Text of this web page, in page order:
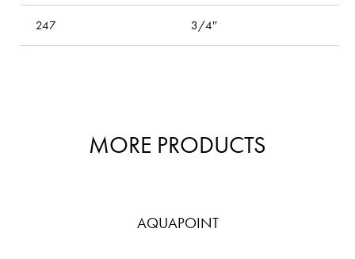
247 3/4″
MORE PRODUCTS
AQUAPOINT